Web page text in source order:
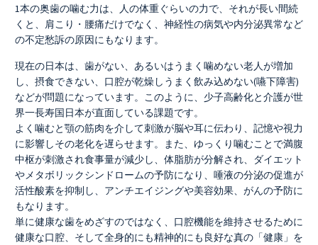
1本の奥歯の噛む力は、人の体重ぐらいの力で、それが長い間続
くと、肩こり・腰痛だけでなく、神経性の病気や内分泌異常など
の不定愁訴の原因にもなります。
現在の日本は、歯がない、あるいはうまく噛めない老人が増加
し、摂食できない、口腔が乾燥しうまく飲み込めない(嚥下障害)
などが問題になっています。このように、少子高齢化と介護が世
界一長寿国日本が直面している課題です。
よく噛むと顎の筋肉を介して刺激が脳や耳に伝わり、記憶や視力
に影響しその老化を遅らせます。また、ゆっくり噛むことで満腹
中枢が刺激され食事量が減少し、体脂肪が分解され、ダイエット
やメタボリックシンドロームの予防になり、唾液の分泌の促進が
活性酸素を抑制し、アンチエイジングや美容効果、がんの予防に
もなります。
単に健康な歯をめざすのではなく、口腔機能を維持させるために
健康な口腔、そして全身的にも精神的にも良好な真の「健康」を